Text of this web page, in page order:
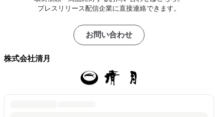
プレスリリース配信企業に直接連絡できます。
お問い合わせ
株式会社清月